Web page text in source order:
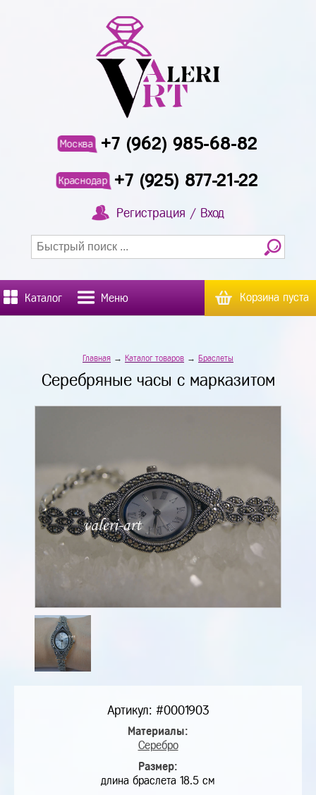
Москва +7 (962) 985-68-82
Краснодар +7 (925) 877-21-22
Регистрация / Вход
Каталог Меню Корзина пуста
Главная → Каталог товаров → Браслеты
Серебряные часы с марказитом
Артикул: #0001903
Материалы:
Серебро
Размер:
длина браслета 18.5 см